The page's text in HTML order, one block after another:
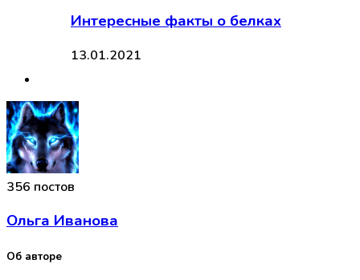
Интересные факты о белках
13.01.2021
356 постов
Ольга Иванова
Об авторе